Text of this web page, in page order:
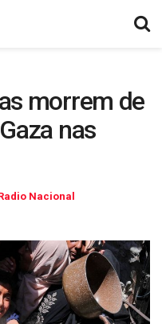
morrem de
nas
Nacional